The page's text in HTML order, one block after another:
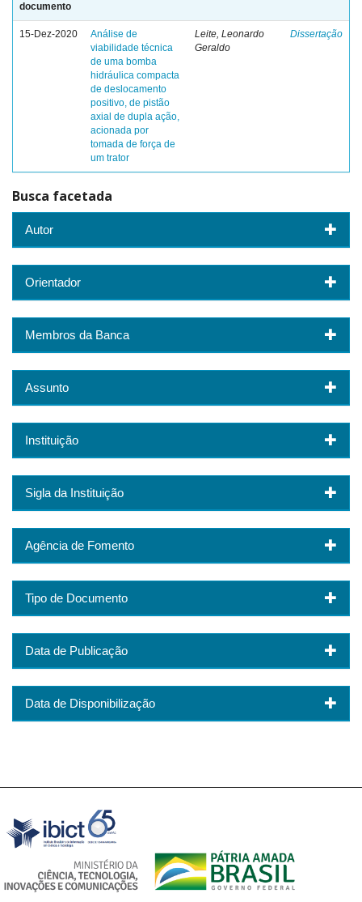
documento
15-Dez-2020
Análise de
viabilidade técnica
de uma bomba
hidráulica compacta
de deslocamento
positivo, de pistão
axial de dupla ação,
acionada por
tomada de força de
um trator
Leite, Leonardo
Geraldo
Dissertação
Busca facetada
Autor
Orientador
Membros da Banca
Assunto
Instituição
Sigla da Instituição
Agência de Fomento
Tipo de Documento
Data de Publicação
Data de Disponibilização